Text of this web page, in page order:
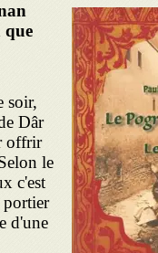
que
soir,
Dâr
offrir
le
c'est
portier
d'une